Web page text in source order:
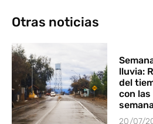
Otras noticias
lluvia:
del
con
20/07/